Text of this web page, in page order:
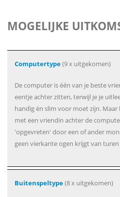
MOGELIJKE
Computertype(9 x uitgekomen)
De computer is één van je beste
eentje achter zitten, terwijl je je
handig én slim voor moet zijn. Maar
met een vriendin achter de
'opgevreten' door een of ander
geen vierkante ogen krijgt van
Buitenspeltype(8 x uitgekomen)